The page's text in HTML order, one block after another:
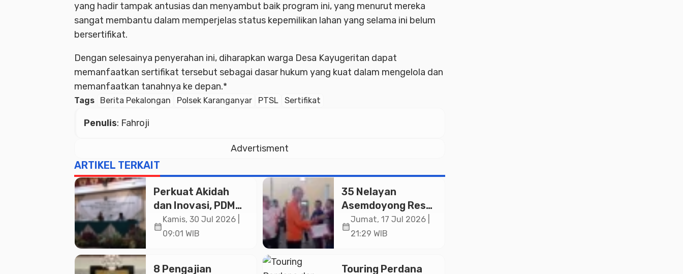
yang hadir tampak antusias dan menyambut baik program ini, yang menurut mereka
sangat membantu dalam memperjelas status kepemilikan lahan yang selama ini belum
bersertifikat.
Dengan selesainya penyerahan ini, diharapkan warga Desa Kayugeritan dapat
memanfaatkan sertifikat tersebut sebagai dasar hukum yang kuat dalam mengelola dan
memanfaatkan tanahnya ke depan.*
Tags Berita Pekalongan Polsek Karanganyar PTSL Sertifikat
Penulis: Fahroji
Advertisment
ARTIKEL TERKAIT
Perkuat Akidah
dan Inovasi, PDM
Banyumas
Mandatkan
calendar_month
Kamis, 30 Jul 2026 |
09:01 WIB
35 Nelayan
Asemdoyong Resmi
Kantongi Sertifikat
SJJD dan Izin Radio
calendar_month
Jumat, 17 Jul 2026 |
21:29 WIB
8 Pengajian
Touring Perdana